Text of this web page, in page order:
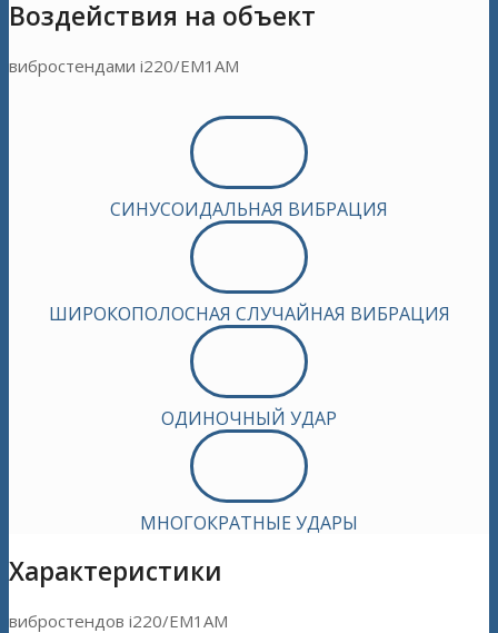
Воздействия на объект
вибростендами i220/EM1AM
СИНУСОИДАЛЬНАЯ ВИБРАЦИЯ
ШИРОКОПОЛОСНАЯ СЛУЧАЙНАЯ ВИБРАЦИЯ
ОДИНОЧНЫЙ УДАР
МНОГОКРАТНЫЕ УДАРЫ
Характеристики
вибростендов i220/EM1AM